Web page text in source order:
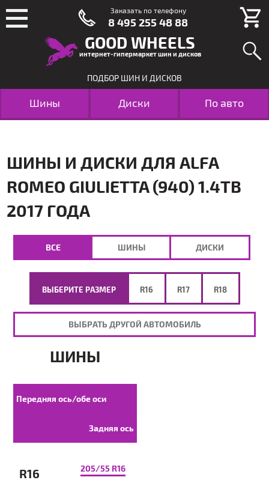
GOOD WHEELS
интернет-гипермаркет шин и дисков
ПОДБОР ШИН И ДИСКОВ
Шины Диски По авто
ШИНЫ И ДИСКИ ДЛЯ ALFA
ROMEO GIULIETTA (940) 1.4TB
2017 ГОДА
ВЫБЕРИТЕ РАЗМЕР R16 R17 R18
ВЫБРАТЬ ДРУГОЙ АВТОМОБИЛЬ
ВСЕ ШИНЫ ДИСКИ
ШИНЫ
Передняя ось/обе оси
Задняя ось
R16 205/55 R16
Заказать по телефону
8 495 255 48 88